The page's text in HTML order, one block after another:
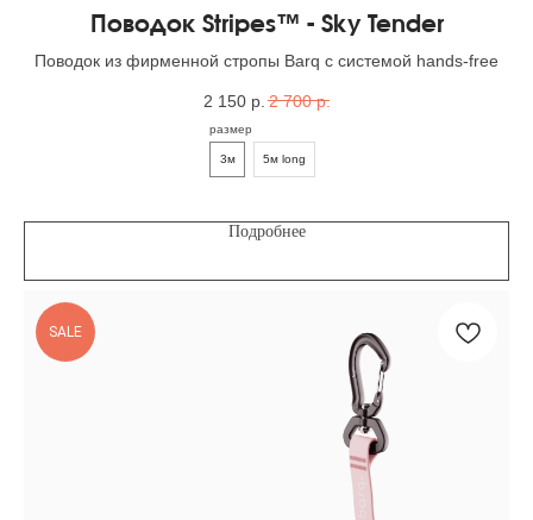
Поводок Stripes™ - Sky Tender
Поводок из фирменной стропы Barq с системой hands-free
2 150 р. 2 700 р.
размер
3м 5м long
Подробнее
SALE